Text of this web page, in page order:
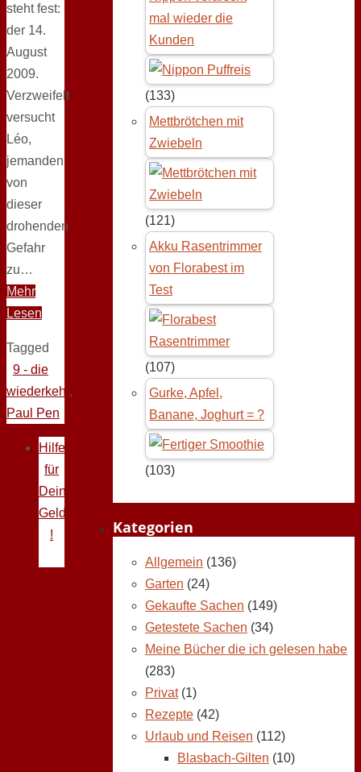
steht fest:
der 14.
August
2009.
Verzweifelt
versucht
Léo,
jemanden
von
dieser
drohenden
Gefahr
zu…
Mehr
Lesen
Tagged
9 - die
wiederkehr ,
Paul Pen
Hilfe
für
Deine
Geldprobleme
!
mal wieder die
Kunden
(133)
Mettbrötchen mit
Zwiebeln
(121)
Akku Rasentrimmer
von Florabest im
Test
(107)
Gurke, Apfel,
Banane, Joghurt = ?
(103)
Kategorien
Allgemein (136)
Garten (24)
Gekaufte Sachen (149)
Getestete Sachen (34)
Meine Bücher die ich gelesen habe
(283)
Privat(1)
Rezepte (42)
Urlaub und Reisen (112)
Blasbach-Gilten (10)